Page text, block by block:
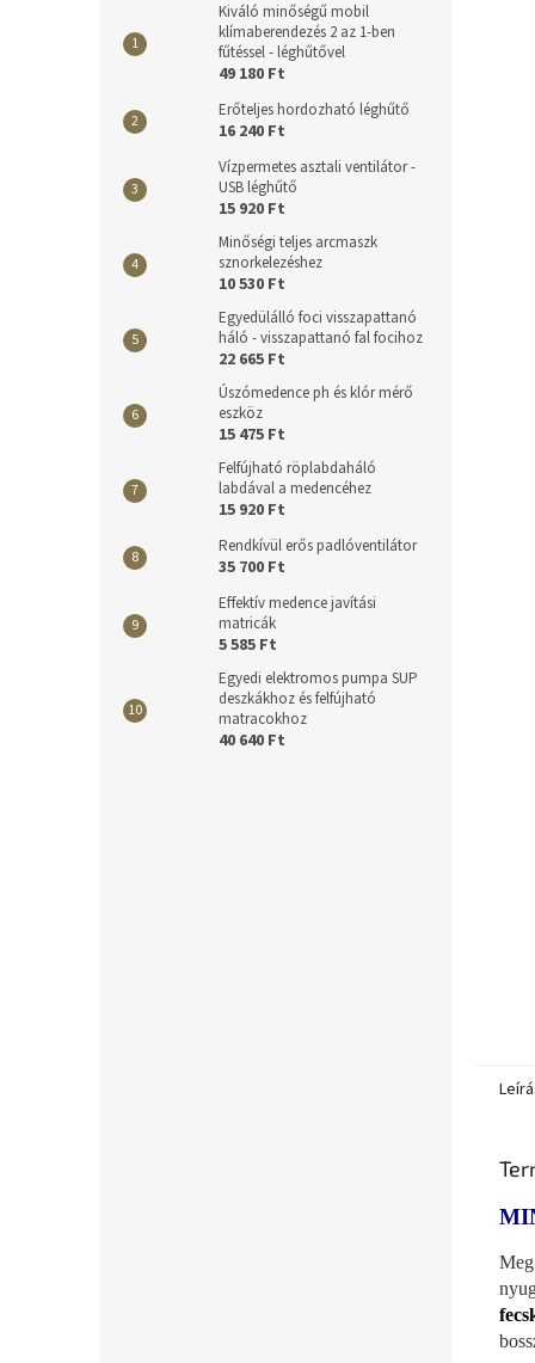
Kiváló minőségű mobil
klímaberendezés 2 az 1-ben
fűtéssel - léghűtővel
49 180 Ft
Erőteljes hordozható léghűtő
16 240 Ft
Vízpermetes asztali ventilátor -
USB léghűtő
15 920 Ft
Minőségi teljes arcmaszk
sznorkelezéshez
10 530 Ft
Egyedülálló foci visszapattanó
háló - visszapattanó fal focihoz
22 665 Ft
Úszómedence ph és klór mérő
eszköz
15 475 Ft
Felfújható röplabdaháló
labdával a medencéhez
15 920 Ft
Rendkívül erős padlóventilátor
35 700 Ft
Effektív medence javítási
matricák
5 585 Ft
Egyedi elektromos pumpa SUP
deszkákhoz és felfújható
matracokhoz
40 640 Ft